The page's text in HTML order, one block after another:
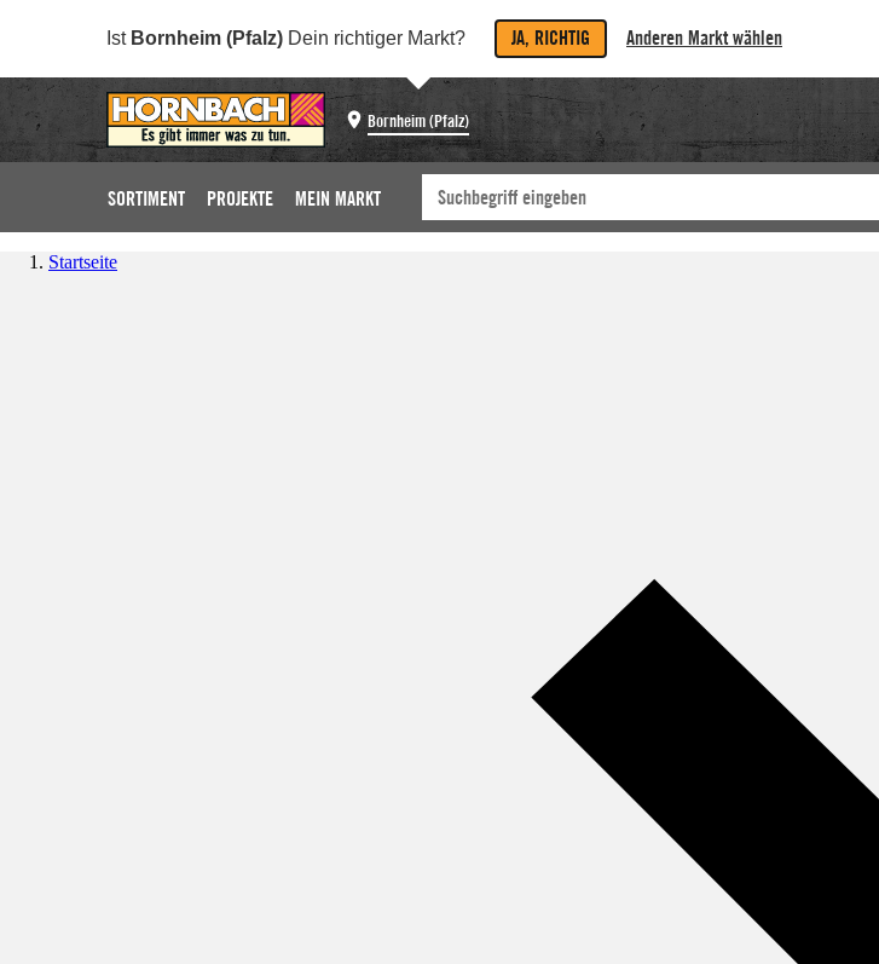
Ist Bornheim (Pfalz) Dein richtiger Markt? JA, RICHTIG Anderen Markt wählen
Bornheim (Pfalz)
SORTIMENT PROJEKTE MEIN MARKT
Startseite